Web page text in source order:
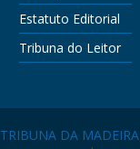
Estatuto Editorial
Tribuna do Leitor
TRIBUNA DA MADEIRA